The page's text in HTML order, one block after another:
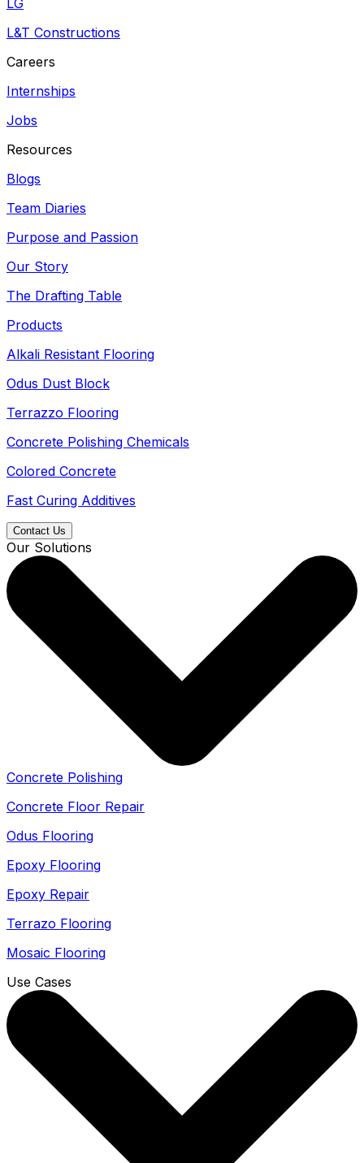
LG
L&T Constructions
Careers
Internships
Jobs
Resources
Blogs
Team Diaries
Purpose and Passion
Our Story
The Drafting Table
Products
Alkali Resistant Flooring
Odus Dust Block
Terrazzo Flooring
Concrete Polishing Chemicals
Colored Concrete
Fast Curing Additives
Contact Us
Our Solutions
Concrete Polishing
Concrete Floor Repair
Odus Flooring
Epoxy Flooring
Epoxy Repair
Terrazo Flooring
Mosaic Flooring
Use Cases